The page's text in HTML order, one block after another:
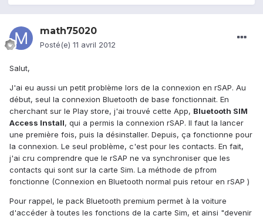
math75020
Posté(e) 11 avril 2012
Salut,
J'ai eu aussi un petit problème lors de la connexion en rSAP. Au
début, seul la connexion Bluetooth de base fonctionnait. En
cherchant sur le Play store, j'ai trouvé cette App, Bluetooth SIM
Access Install, qui a permis la connexion rSAP. Il faut la lancer
une première fois, puis la désinstaller. Depuis, ça fonctionne pour
la connexion. Le seul problème, c'est pour les contacts. En fait,
j'ai cru comprendre que le rSAP ne va synchroniser que les
contacts qui sont sur la carte Sim. La méthode de pfrom
fonctionne (Connexion en Bluetooth normal puis retour en rSAP )
Pour rappel, le pack Bluetooth premium permet à la voiture
d'accéder à toutes les fonctions de la carte Sim, et ainsi "devenir